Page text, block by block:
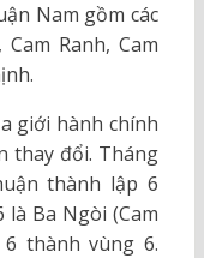
Nam gồm các
Ranh, Cam
giới hành chính
thay đổi. Tháng
thành lập 6
Ba Ngòi (Cam
thành vùng 6.